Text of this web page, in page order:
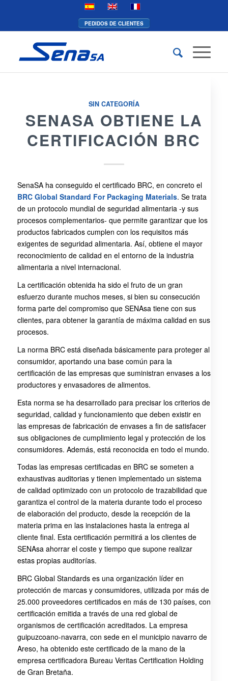
PEDIDOS DE CLIENTES
SIN CATEGORÍA
SENASA OBTIENE LA
CERTIFICACIÓN BRC
SenaSA ha conseguido el certificado BRC, en concreto el
BRC Global Standard For Packaging Materials. Se trata
de un protocolo mundial de seguridad alimentaria -y sus
procesos complementarios- que permite garantizar que los
productos fabricados cumplen con los requisitos más
exigentes de seguridad alimentaria. Así, obtiene el mayor
reconocimiento de calidad en el entorno de la industria
alimentaria a nivel internacional.
La certificación obtenida ha sido el fruto de un gran
esfuerzo durante muchos meses, si bien su consecución
forma parte del compromiso que SENAsa tiene con sus
clientes, para obtener la garantía de máxima calidad en sus
procesos.
La norma BRC está diseñada básicamente para proteger al
consumidor, aportando una base común para la
certificación de las empresas que suministran envases a los
productores y envasadores de alimentos.
Esta norma se ha desarrollado para precisar los criterios de
seguridad, calidad y funcionamiento que deben existir en
las empresas de fabricación de envases a fin de satisfacer
sus obligaciones de cumplimiento legal y protección de los
consumidores. Además, está reconocida en todo el mundo.
Todas las empresas certificadas en BRC se someten a
exhaustivas auditorias y tienen implementado un sistema
de calidad optimizado con un protocolo de trazabilidad que
garantiza el control de la materia durante todo el proceso
de elaboración del producto, desde la recepción de la
materia prima en las instalaciones hasta la entrega al
cliente final. Esta certificación permitirá a los clientes de
SENAsa ahorrar el coste y tiempo que supone realizar
estas propias auditorías.
BRC Global Standards es una organización líder en
protección de marcas y consumidores, utilizada por más de
25.000 proveedores certificados en más de 130 países, con
certificación emitida a través de una red global de
organismos de certificación acreditados. La empresa
guipuzcoano-navarra, con sede en el municipio navarro de
Areso, ha obtenido este certificado de la mano de la
empresa certificadora Bureau Veritas Certification Holding
de Gran Bretaña.